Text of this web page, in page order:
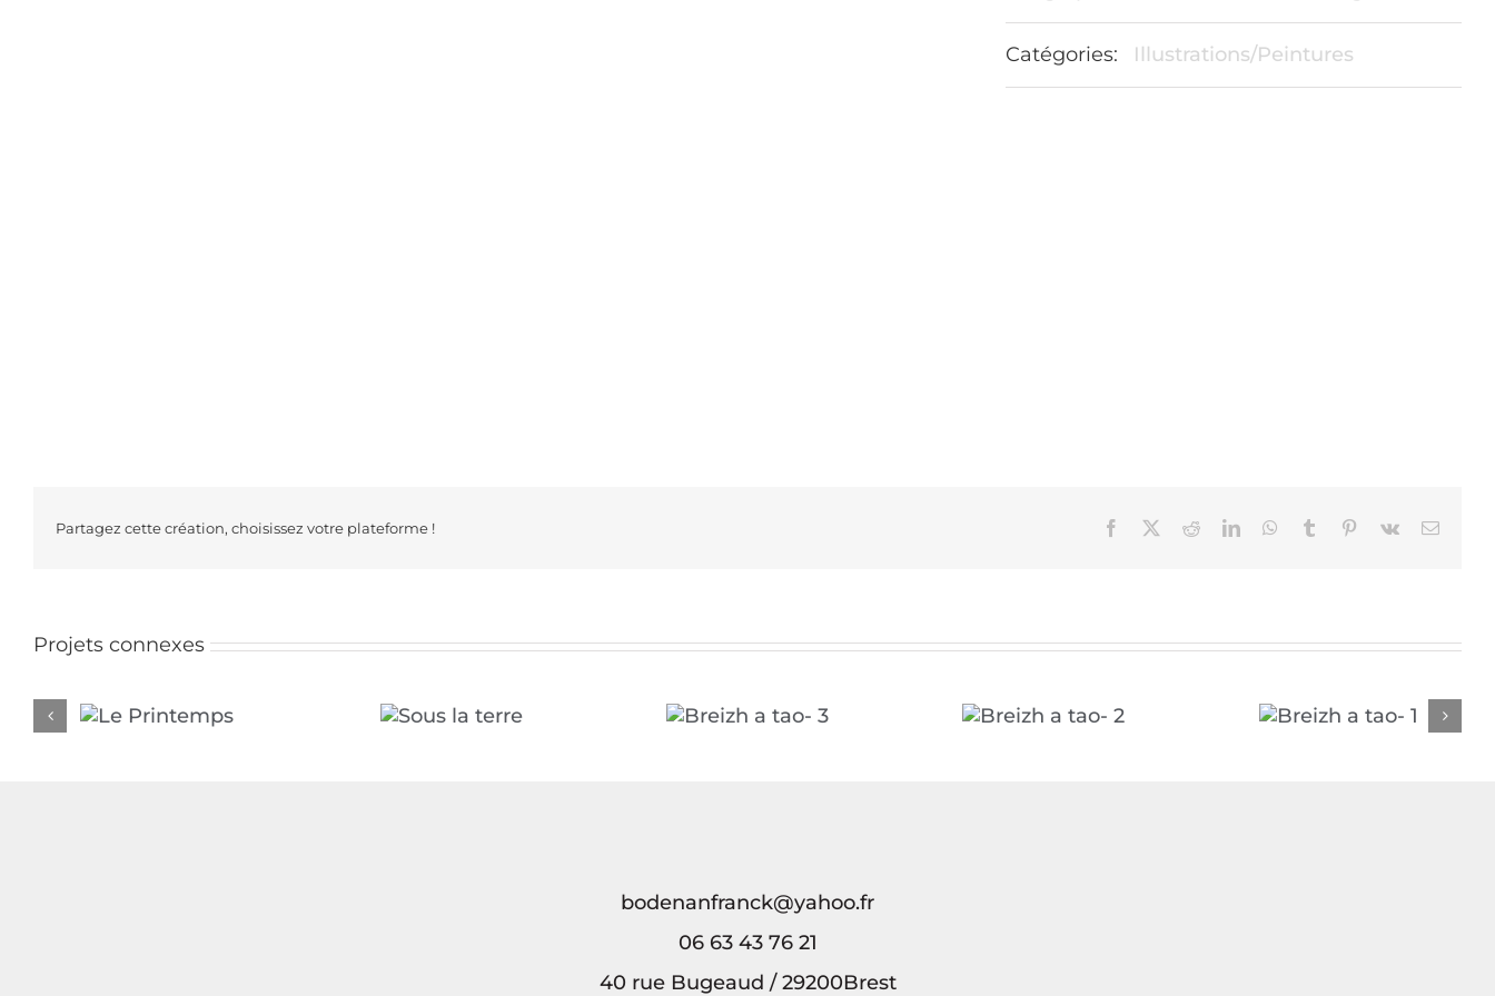
Catégories: Illustrations/Peintures
Partagez cette création, choisissez votre plateforme ! Facebook RedditLinkedInWhatsApp
Tumblr Pinterest
Vk Email
Projets connexes
bodenanfranck@yahoo.fr
06 63 43 76 21
40 rue Bugeaud / 29200Brest